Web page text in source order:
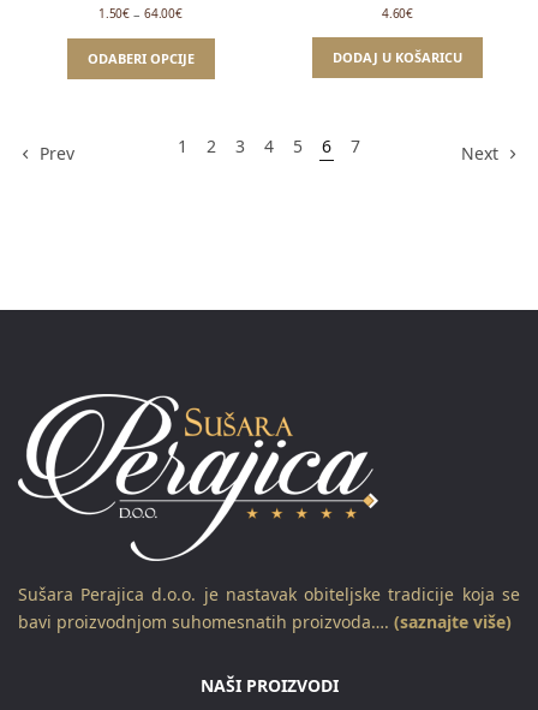
1.50€ – 64.00€Raspon
od
1.50€
64.00€
ODABERI OPCIJE
4.60€
DODAJ U KOŠARICU
Prev 1 2 3 4 5 6 7 Next
Sušara Perajica d.o.o. je nastavak obiteljske tradicije koja se
bavi proizvodnjom suhomesnatih proizvoda…. (saznajte više)
NAŠI PROIZVODI